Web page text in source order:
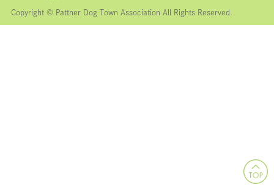
Copyright © Pattner Dog Town Association All Rights Reserved.